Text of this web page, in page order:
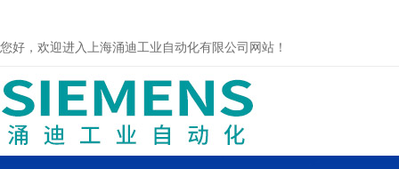
您好，欢迎进入上海涌迪工业自动化有限公司网站！